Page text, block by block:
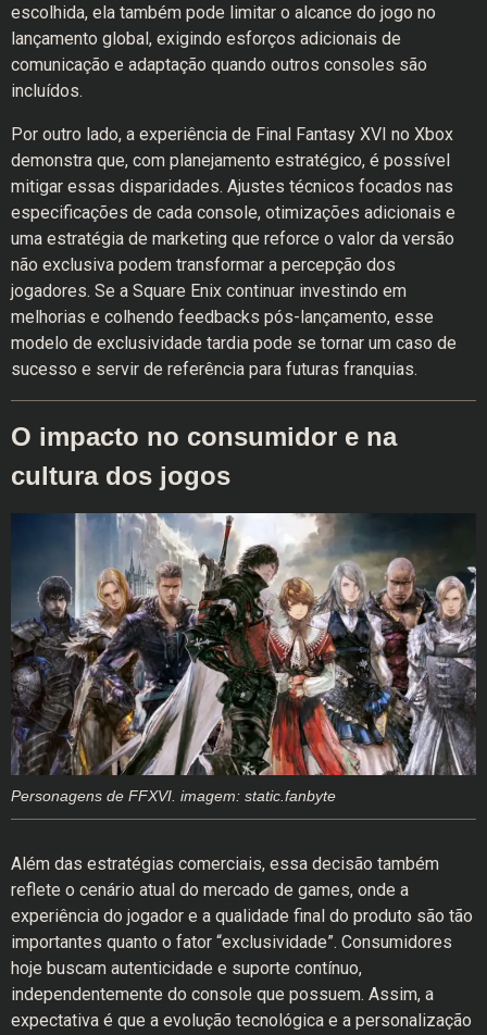
escolhida, ela também pode limitar o alcance do jogo no
lançamento global, exigindo esforços adicionais de
comunicação e adaptação quando outros consoles são
incluídos.
Por outro lado, a experiência de Final Fantasy XVI no Xbox
demonstra que, com planejamento estratégico, é possível
mitigar essas disparidades. Ajustes técnicos focados nas
especificações de cada console, otimizações adicionais e
uma estratégia de marketing que reforce o valor da versão
não exclusiva podem transformar a percepção dos
jogadores. Se a Square Enix continuar investindo em
melhorias e colhendo feedbacks pós-lançamento, esse
modelo de exclusividade tardia pode se tornar um caso de
sucesso e servir de referência para futuras franquias.
O impacto no consumidor e na
cultura dos jogos
Personagens de FFXVI. imagem: static.fanbyte
Além das estratégias comerciais, essa decisão também
reflete o cenário atual do mercado de games, onde a
experiência do jogador e a qualidade final do produto são tão
importantes quanto o fator “exclusividade”. Consumidores
hoje buscam autenticidade e suporte contínuo,
independentemente do console que possuem. Assim, a
expectativa é que a evolução tecnológica e a personalização